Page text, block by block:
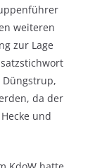
weiteren
zur Lage
da der
und